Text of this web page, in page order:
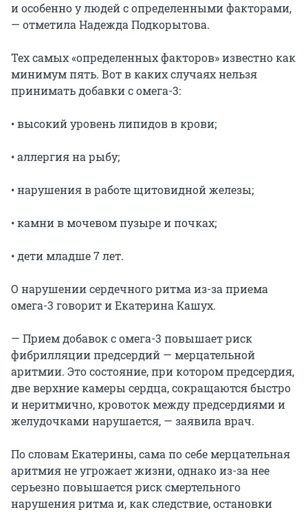
и особенно у людей с определенными факторами,
— отметила Надежда Подкорытова.
Тех самых «определенных факторов» известно как
минимум пять. Вот в каких случаях нельзя
принимать добавки с омега-3:
• высокий уровень липидов в крови;
• аллергия на рыбу;
• нарушения в работе щитовидной железы;
• камни в мочевом пузыре и почках;
• дети младше 7 лет.
О нарушении сердечного ритма из-за приема
омега-3 говорит и Екатерина Кашух.
— Прием добавок с омега-3 повышает риск
фибрилляции предсердий — мерцательной
аритмии. Это состояние, при котором предсердия,
две верхние камеры сердца, сокращаются быстро
и неритмично, кровоток между предсердиями и
желудочками нарушается, — заявила врач.
По словам Екатерины, сама по себе мерцательная
аритмия не угрожает жизни, однако из-за нее
серьезно повышается риск смертельного
нарушения ритма и, как следствие, остановки